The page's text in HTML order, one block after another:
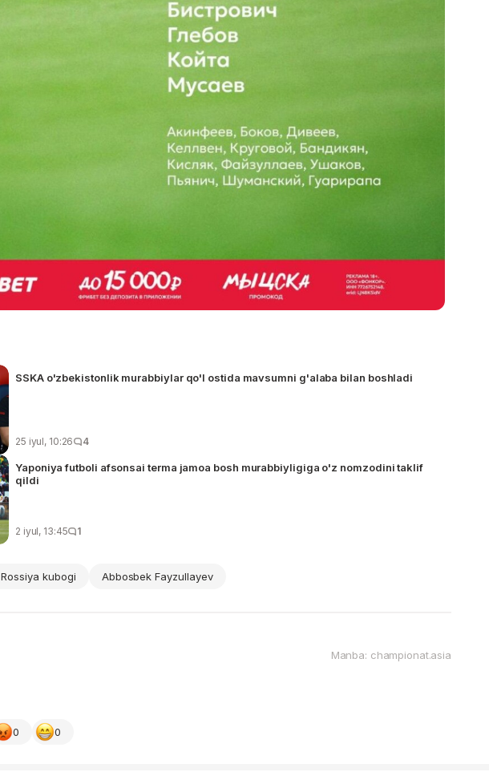
SSKA o'zbekistonlik murabbiylar qo'l ostida mavsumni g'alaba bilan boshladi
25 iyul, 10:26 4
Yaponiya futboli afsonsai terma jamoa bosh murabbiyligiga o'z nomzodini taklif
qildi
2 iyul, 13:45 1
Rossiya kubogi Abbosbek Fayzullayev
Manba: championat.asia
0 0